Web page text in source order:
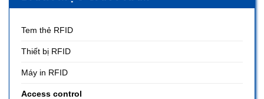
Tem thẻ RFID
Thiết bị RFID
Máy in RFID
Access control